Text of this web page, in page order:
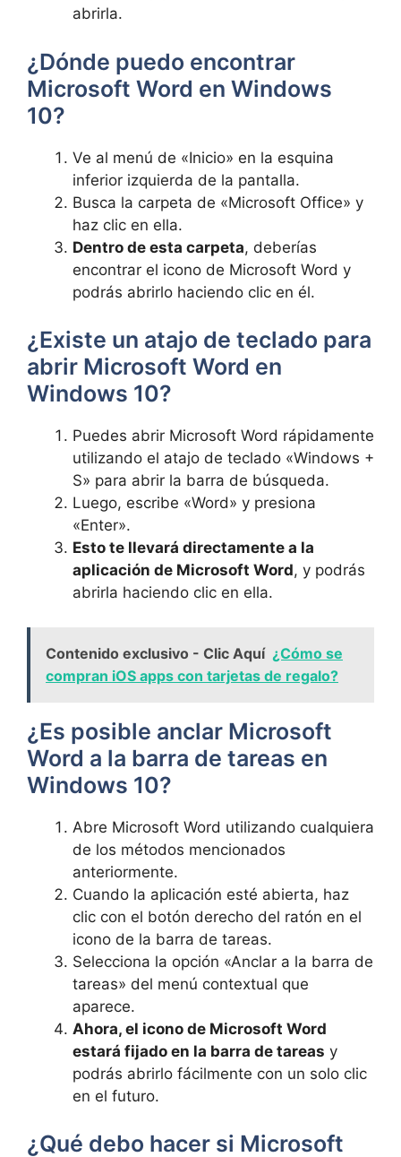
abrirla.
¿Dónde puedo encontrar
Microsoft Word en Windows
10?
Ve al menú de «Inicio» en la esquina
inferior izquierda de la pantalla.
Busca la carpeta de «Microsoft Office» y
haz clic en ella.
Dentro de esta carpeta, deberías
encontrar el icono de Microsoft Word y
podrás abrirlo haciendo clic en él.
¿Existe un atajo de teclado para
abrir Microsoft Word en
Windows 10?
Puedes abrir Microsoft Word rápidamente
utilizando el atajo de teclado «Windows +
S» para abrir la barra de búsqueda.
Luego, escribe «Word» y presiona
«Enter».
Esto te llevará directamente a la
aplicación de Microsoft Word, y podrás
abrirla haciendo clic en ella.
Contenido exclusivo - Clic Aquí ¿Cómo se
compran iOS apps con tarjetas de regalo?
¿Es posible anclar Microsoft
Word a la barra de tareas en
Windows 10?
Abre Microsoft Word utilizando cualquiera
de los métodos mencionados
anteriormente.
Cuando la aplicación esté abierta, haz
clic con el botón derecho del ratón en el
icono de la barra de tareas.
Selecciona la opción «Anclar a la barra de
tareas» del menú contextual que
aparece.
Ahora, el icono de Microsoft Word
estará fijado en la barra de tareas y
podrás abrirlo fácilmente con un solo clic
en el futuro.
¿Qué debo hacer si Microsoft